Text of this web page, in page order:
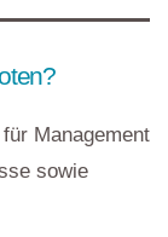
Management
sowie